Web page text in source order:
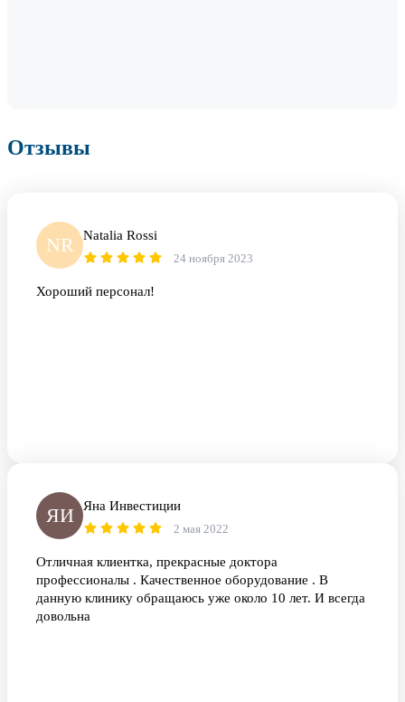
Отзывы
NR Natalia Rossi
24 ноября 2023
Хороший персонал!
ЯИ Яна Инвестиции
2 мая 2022
Отличная клиентка, прекрасные доктора
профессионалы . Качественное оборудование . В
данную клинику обращаюсь уже около 10 лет. И всегда
довольна